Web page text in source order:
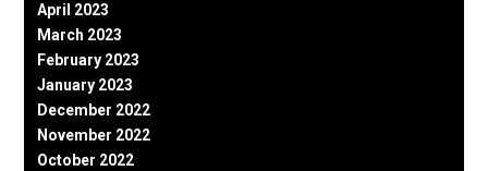
April 2023
March 2023
February 2023
January 2023
December 2022
November 2022
October 2022